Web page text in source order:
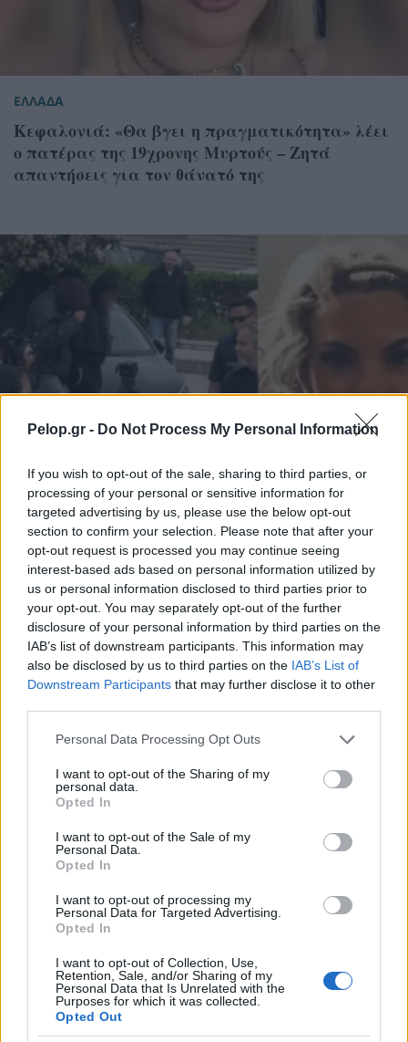
Pelop.gr - Do Not Process My Personal Information
If you wish to opt-out of the sale, sharing to third parties, or
processing of your personal or sensitive information for
targeted advertising by us, please use the below opt-out
section to confirm your selection. Please note that after your
opt-out request is processed you may continue seeing
interest-based ads based on personal information utilized by
us or personal information disclosed to third parties prior to
your opt-out. You may separately opt-out of the further
disclosure of your personal information by third parties on the
IAB’s list of downstream participants. This information may
also be disclosed by us to third parties on the IAB’s List of
Downstream Participants that may further disclose it to other
Please note that this website/app uses one or more Google
not limited to your visit or usage behaviour. You may click to
grant or deny consent to Google and its third-party tags to
use your data for below specified purposes in below Google
consent section.
Personal Data Processing Opt Outs
I want to opt-out of the Sharing of my
personal data.
Opted In
I want to opt-out of the Sale of my
Personal Data.
Opted In
I want to opt-out of processing my
Personal Data for Targeted Advertising.
Opted In
I want to opt-out of Collection, Use,
Retention, Sale, and/or Sharing of my
Personal Data that Is Unrelated with the
Purposes for which it was collected.
Opted Out
ΕΛΛΑΔΑ
Κεφαλονιά: «Θα βγει η πραγματικότητα» λέει
ο πατέρας της 19χρονης Μυρτούς – Ζητά
απαντήσεις για τον θάνατό της
ΕΛΛΑΔΑ
Κεφαλονιά – Υπόθεση Μυρτούς: Καταρρέει το
αφήγημα των συλληφθέντων, τα τελευταία
μηνύματα στην μητέρα της
Κεφαλονιά: Για «τυπικές επικοινωνίες» μιλάει
ο σύντροφος της 19χρονης Μυρτούς για το
μοιραίο βράδυ